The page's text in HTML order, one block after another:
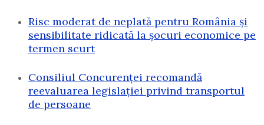
Risc moderat de neplată pentru România și
sensibilitate ridicată la șocuri economice pe
termen scurt
Consiliul Concurenței recomandă
reevaluarea legislației privind transportul
de persoane